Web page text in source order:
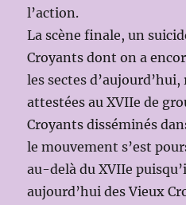
l’action.
La scène finale, un
Croyants dont on a
les sectes
attestées au XVIIe de
Croyants disséminés
le mouvement s’est
au-delà du XVIIe
aujourd’hui des Vieux